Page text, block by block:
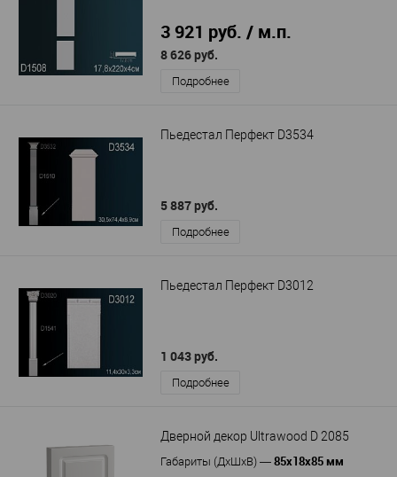
3 921 руб. / м.п.
8 626 руб.
Подробнее
Пьедестал Перфект D3534
5 887 руб.
Подробнее
Пьедестал Перфект D3012
1 043 руб.
Подробнее
Дверной декор Ultrawood D 2085
Габариты (ДхШхВ) — 85х18х85 мм